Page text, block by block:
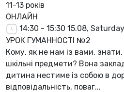
11-13 років
ОНЛАЙН
14:30 - 15:30 15.08, Saturday
УРОК ГУМАННОСТІ №2
Кому, як не нам із вами,
шкільні предмети? Вона
дитина нестиме із собою в
відповідальність, поваг...